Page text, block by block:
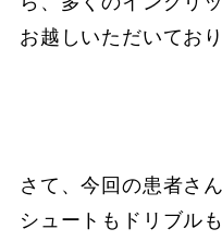
お越しいただいており
さて、今回の患者さ
シュートもドリブル